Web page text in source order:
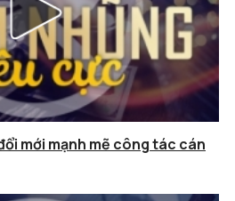
mới mạnh mẽ công tác cán